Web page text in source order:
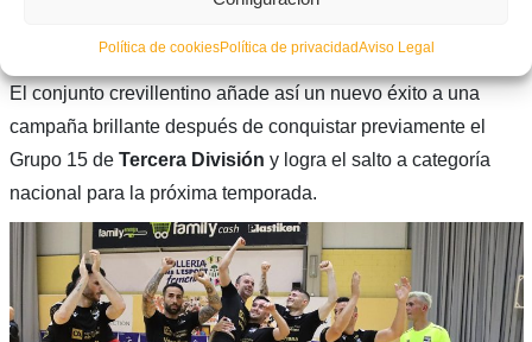
Política de cookiesPolítica de privacidadAviso Legal
temporada sobresaliente y consigue el ascenso a
tras proclamarse campeón del playoff autonómico.
El conjunto crevillentino añade así un nuevo éxito a una
campaña brillante después de conquistar previamente el
Grupo 15 de Tercera División y logra el salto a categoría
nacional para la próxima temporada.